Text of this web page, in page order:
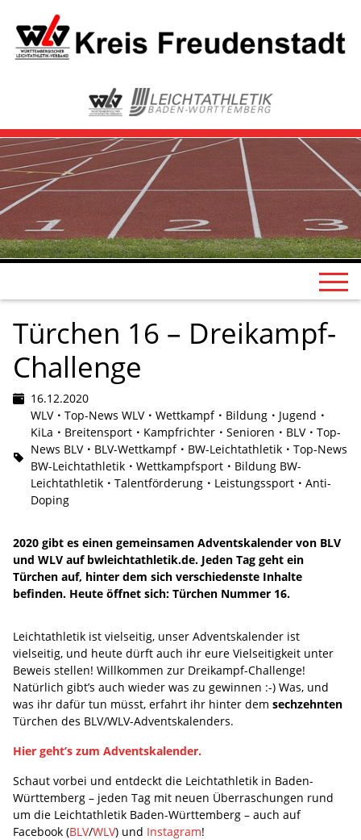
Türchen 16 – Dreikampf-
Challenge
16.12.2020
WLV
Top-News WLV Wettkampf Bildung
Jugend
KiLa
Breitensport Kampfrichter Senioren BLV
Top-
News BLV
BLV-Wettkampf BW-Leichtathletik
Top-News
BW-Leichtathletik
Wettkampfsport
Bildung BW-
Leichtathletik
Talentförderung Leistungssport
Anti-
Doping
2020 gibt es einen gemeinsamen Adventskalender von BLV
und WLV auf bwleichtathletik.de. Jeden Tag geht ein
Türchen auf, hinter dem sich verschiedenste Inhalte
befinden. Heute öffnet sich: Türchen Nummer 16.
Leichtathletik ist vielseitig, unser Adventskalender ist
vielseitig, und heute dürft auch ihr eure Vielseitigkeit unter
Beweis stellen! Willkommen zur Dreikampf-Challenge!
Natürlich gibt’s auch wieder was zu gewinnen :-) Was, und
was ihr dafür tun müsst, erfahrt ihr hinter dem sechzehnten
Türchen des BLV/WLV-Adventskalenders.
Hier geht’s zum Adventskalender.
Schaut vorbei und entdeckt die Leichtathletik in Baden-
Württemberg – jeden Tag mit neuen Überraschungen rund
um die Leichtathletik Baden-Württemberg – auch auf
Facebook (BLV/WLV) und Instagram!